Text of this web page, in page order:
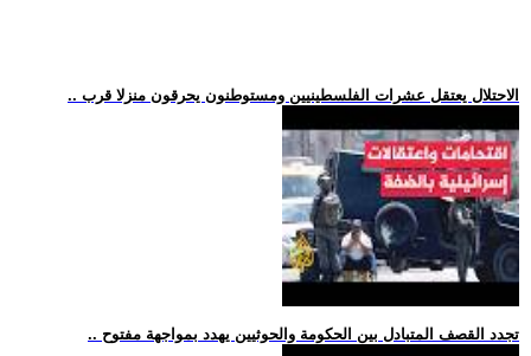
.. الاحتلال يعتقل عشرات الفلسطينيين ومستوطنون يحرقون منزلا قرب
.. تجدد القصف المتبادل بين الحكومة والحوثيين يهدد بمواجهة مفتوح